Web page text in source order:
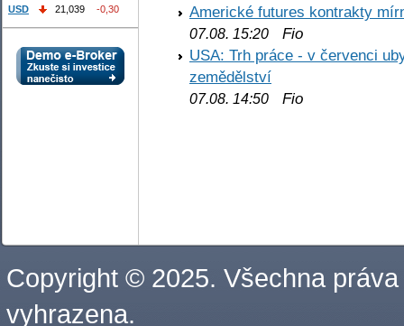
Americké futures kontrakty
07.08. 15:20 Fio
USA: Trh práce - v červenci
zemědělství
07.08. 14:50 Fio
USD
21,039 -0,30
Copyright © 2025. Všechna práva
vyhrazena.